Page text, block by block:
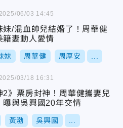
妹/混血帥兒結婚了！周華健
籍妻動人愛情
妹 周華健 周厚安
2025/06/03 14:45
2》票房封神！周華健攜妻兒
與吳興國20年交情
黃渤 吳興國
2025/03/18 16:31